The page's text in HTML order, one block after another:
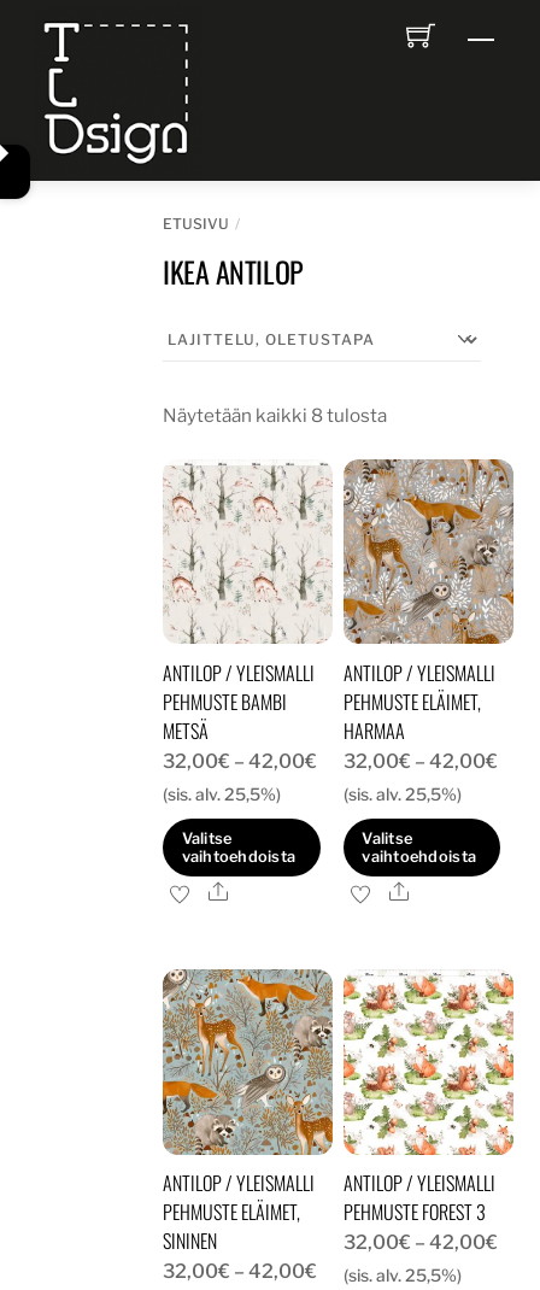
content
ETUSIVU
IKEA ANTILOP
Näytetään kaikki 8 tulosta
ANTILOP / YLEISMALLI
PEHMUSTE BAMBI
METSÄ
32,00€ – 42,00€ Hintaluokka:
32,00€
42,00€
(sis. alv. 25,5%)
Valitse
vaihtoehdoista
Tällä
useampi
muunnelma.
Voit
tehdä
valinnat
tuotteen
sivulla.
Ale
ANTILOP / YLEISMALLI
PEHMUSTE ELÄIMET,
HARMAA
32,00€ – 42,00€
(sis. alv. 25,5%)
Valitse
vaihtoehdoista
Tällä
useampi
muunnelma.
Voit
tehdä
valinnat
tuotteen
sivulla.
Ale
ANTILOP / YLEISMALLI
PEHMUSTE ELÄIMET,
SININEN
32,00€ – 42,00€ Hintaluokka:
ANTILOP / YLEISMALLI
PEHMUSTE FOREST 3
32,00€ – 42,00€
(sis. alv. 25,5%)